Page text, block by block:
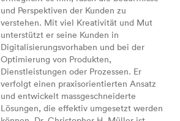
und Perspektiven der Kunden zu
verstehen. Mit viel Kreativität und Mut
unterstützt er seine Kunden in
Digitalisierungsvorhaben und bei der
Optimierung von Produkten,
Dienstleistungen oder Prozessen. Er
verfolgt einen praxisorientierten Ansatz
und entwickelt massgeschneiderte
Lösungen, die effektiv umgesetzt werden